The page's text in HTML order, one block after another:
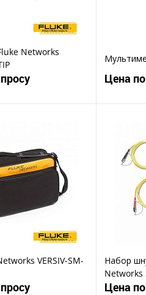
Networks
в 1 клик
Цена
В
VERSIV-SM-
Набор
Networks
Цена